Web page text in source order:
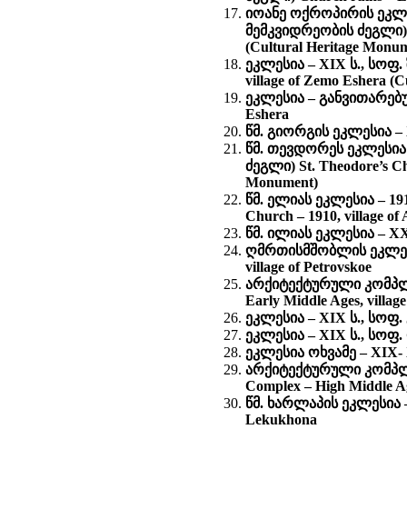
იოანე ოქროპირის
მემკვიდრეობის ძეგლი)
(Cultural Heritage
ეკლესია – XIX ს.,
village of Zemo Eshera
ეკლესია –
Eshera
წმ. გიორგის ეკლესია –
წმ. თევდორეს
ძეგლი) St. Theodore’s
Monument)
წმ. ელიას ეკლესია –
Church – 1910, village
წმ. ილიას ეკლესია –
ღმრთისმშობლის
village of Petrovskoe
არქიტექტურული
Early Middle Ages,
ეკლესია – XIX ს., სოფ.
ეკლესია – XIX ს., სოფ.
ეკლესია ოხვამე –
არქიტექტურული
Complex – High Middle
წმ. ხარლაპის ეკლესია
Lekukhona